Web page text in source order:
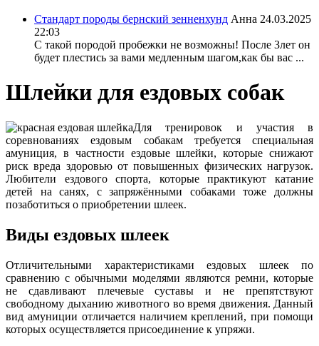
Стандарт породы бернский зенненхунд Анна 24.03.2025
22:03
С такой породой пробежки не возможны! После 3лет он
будет плестись за вами медленным шагом,как бы вас ...
Шлейки для ездовых собак
Для тренировок и участия в
соревнованиях ездовым собакам требуется специальная
амуниция, в частности ездовые шлейки, которые снижают
риск вреда здоровью от повышенных физических нагрузок.
Любители ездового спорта, которые практикуют катание
детей на санях, с запряжёнными собаками тоже должны
позаботиться о приобретении шлеек.
Виды ездовых шлеек
Отличительными характеристиками ездовых шлеек по
сравнению с обычными моделями являются ремни, которые
не сдавливают плечевые суставы и не препятствуют
свободному дыханию животного во время движения. Данный
вид амуниции отличается наличием креплений, при помощи
которых осуществляется присоединение к упряжи.